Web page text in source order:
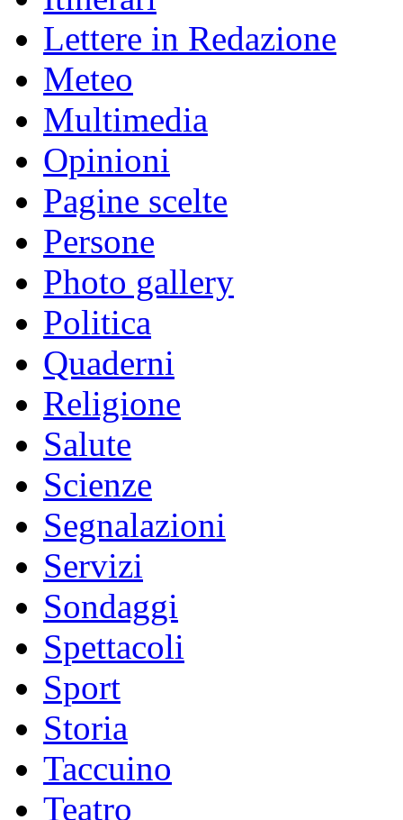
Lettere in Redazione
Meteo
Multimedia
Opinioni
Pagine scelte
Persone
Photo gallery
Politica
Quaderni
Religione
Salute
Scienze
Segnalazioni
Servizi
Sondaggi
Spettacoli
Sport
Storia
Taccuino
Teatro